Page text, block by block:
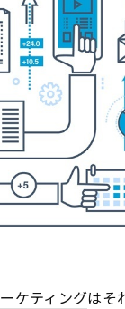
ケティングはそ